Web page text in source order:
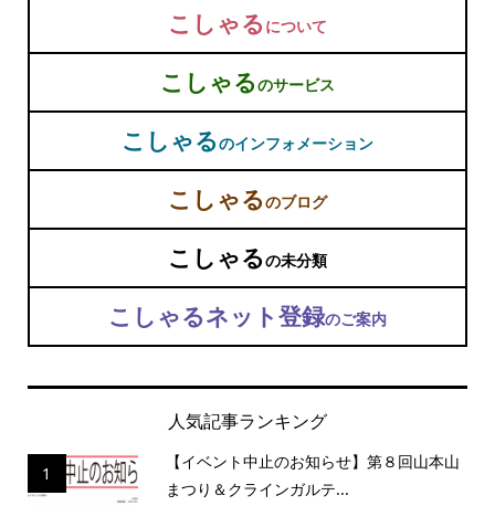
こしゃる について
こしゃるのサービス
こしゃるのインフォメーション
こしゃるのブログ
こしゃるの未分類
こしゃるネット登録のご案内
人気記事ランキング
1
【イベント中止のお知らせ】第８回山本山
まつり＆クラインガルテ...